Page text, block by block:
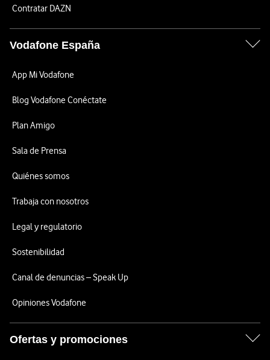
Contratar DAZN
Vodafone España
App Mi Vodafone
Blog Vodafone Conéctate
Plan Amigo
Sala de Prensa
Quiénes somos
Trabaja con nosotros
Legal y regulatorio
Sostenibilidad
Canal de denuncias – Speak Up
Opiniones Vodafone
Ofertas y promociones